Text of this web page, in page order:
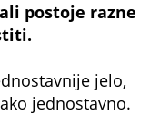
postoje razne
jelo,
jednostavno.